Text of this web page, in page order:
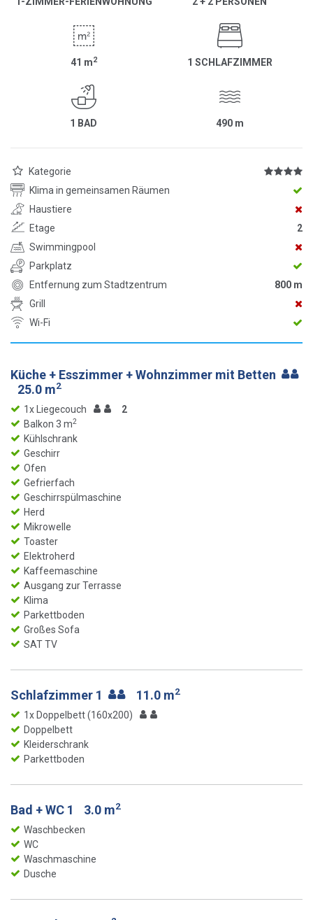
41 m2 1 SCHLAFZIMMER
1 BAD 490 m
Kategorie
Klima in gemeinsamen Räumen
Haustiere
Etage
2
Swimmingpool
Parkplatz
Entfernung zum Stadtzentrum
800 m
Grill
Wi-Fi
Küche + Esszimmer + Wohnzimmer mit Betten
25.0 m2
1x Liegecouch
2
Balkon 3 m2
Kühlschrank
Geschirr
Ofen
Gefrierfach
Geschirrspülmaschine
Herd
Mikrowelle
Toaster
Elektroherd
Kaffeemaschine
Ausgang zur Terrasse
Klima
Parkettboden
Großes Sofa
SAT TV
Schlafzimmer 1 11.0 m2
1x Doppelbett (160x200)
Doppelbett
Kleiderschrank
Parkettboden
Bad + WC 1 3.0 m2
Waschbecken
WC
Waschmaschine
Dusche